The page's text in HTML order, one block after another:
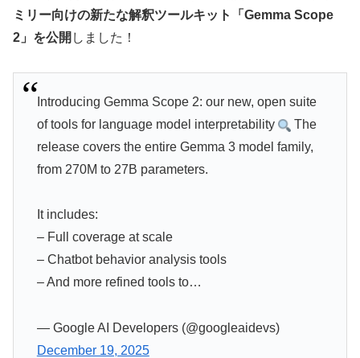
ミリー向けの新たな解釈ツールキット「Gemma Scope
2」を公開 しました！
Introducing Gemma Scope 2: our new, open suite
of tools for language model interpretability
The
release covers the entire Gemma 3 model family,
from 270M to 27B parameters.
It includes:
– Full coverage at scale
– Chatbot behavior analysis tools
– And more refined tools to…
— Google AI Developers (@googleaidevs)
December 19, 2025